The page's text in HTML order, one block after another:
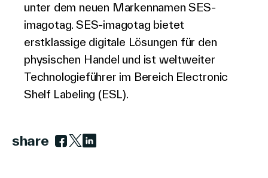
unter dem neuen Markennamen SES-
imagotag. SES-imagotag bietet
erstklassige digitale Lösungen für den
physischen Handel und ist weltweiter
Technologieführer im Bereich Electronic
Shelf Labeling (ESL).
share